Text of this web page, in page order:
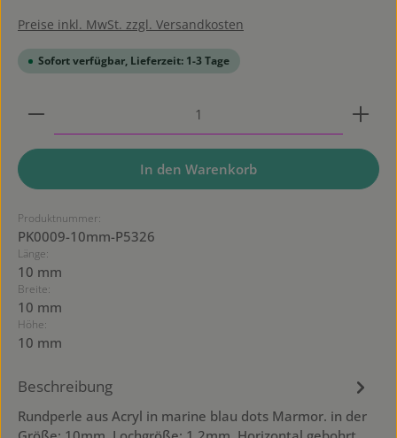
Preise inkl. MwSt. zzgl. Versandkosten
Sofort verfügbar, Lieferzeit: 1-3 Tage
Produkt Anzahl: Gib den gewünschten Wert ein
In den Warenkorb
Produktnummer:
PK0009-10mm-P5326
Länge:
10 mm
Breite:
10 mm
Höhe:
10 mm
Beschreibung
Rundperle aus Acryl in marine blau dots Marmor. in der